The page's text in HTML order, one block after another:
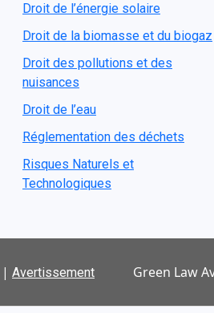
Droit de l’énergie solaire
Droit de la biomasse et du biogaz
Droit des pollutions et des
nuisances
Droit de l’eau
Réglementation des déchets
Risques Naturels et
Technologiques
| Avertissement Green Law